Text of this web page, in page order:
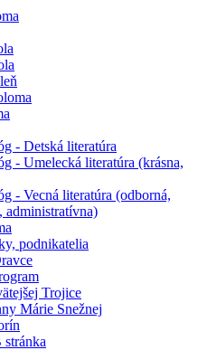
- Detská literatúra
- Umelecká literatúra (krásna,
- Vecná literatúra (odborná,
administratívna)
podnikatelia
Trojice
Márie Snežnej